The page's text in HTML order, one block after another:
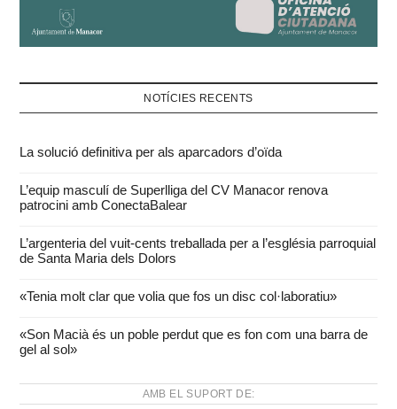
NOTÍCIES RECENTS
La solució definitiva per als aparcadors d’oïda
L’equip masculí de Superlliga del CV Manacor renova
patrocini amb ConectaBalear
L’argenteria del vuit-cents treballada per a l’església parroquial
de Santa Maria dels Dolors
«Tenia molt clar que volia que fos un disc col·laboratiu»
«Son Macià és un poble perdut que es fon com una barra de
gel al sol»
AMB EL SUPORT DE: